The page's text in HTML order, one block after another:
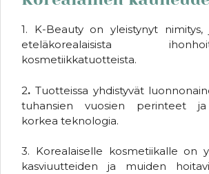
1. K-Beauty on yleistynyt
eteläkorealaisista
kosmetiikkatuotteista.
2. Tuotteissa yhdistyvät
tuhansien vuosien perinteet ja
korkea teknologia.
3. Korealaiselle kosmetiikalle on
kasviuutteiden ja muiden